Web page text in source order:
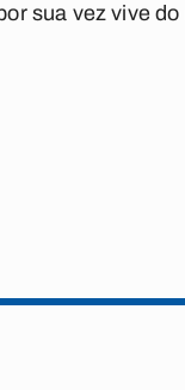
sua vez vive